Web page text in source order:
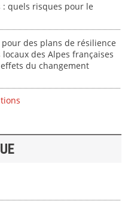
: quels risques pour le
des plans de résilience
des Alpes françaises
du changement